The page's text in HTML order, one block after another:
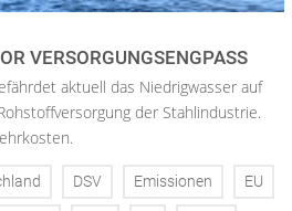
VERSORGUNGSENGPASS
aktuell das Niedrigwasser auf
der Stahlindustrie.
DSV Emissionen EU